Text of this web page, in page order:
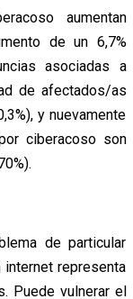
aumentan
de un 6,7%
asociadas a
de afectados/as
y nuevamente
ciberacoso son
de particular
internet representa
Puede vulnerar el